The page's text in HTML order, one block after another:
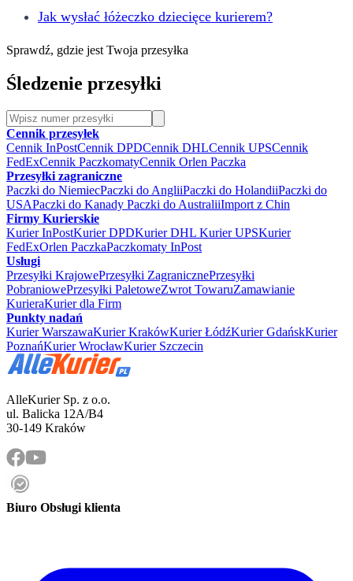
Jak wysłać łóżeczko dziecięce kurierem?
Sprawdź, gdzie jest Twoja przesyłka
Śledzenie przesyłki
Cennik przesyłek
Cennik InPostCennik DPDCennik DHLCennik UPSCennik
FedExCennik PaczkomatyCennik Orlen Paczka
Przesyłki zagraniczne
Paczki do NiemiecPaczki do AngliiPaczki do HolandiiPaczki do
USAPaczki do Kanady Paczki do AustraliiImport z Chin
Firmy Kurierskie
Kurier InPostKurier DPDKurier DHL Kurier UPSKurier
FedExOrlen PaczkaPaczkomaty InPost
Usługi
Przesyłki KrajowePrzesyłki ZagranicznePrzesyłki
PobraniowePrzesyłki PaletoweZwrot TowaruZamawianie
KurieraKurier dla Firm
Punkty nadań
Kurier WarszawaKurier KrakówKurier ŁódźKurier GdańskKurier
PoznańKurier WrocławKurier Szczecin
AlleKurier Sp. z o.o.
ul. Balicka 12A/B4
30-149 Kraków
Biuro Obsługi klienta